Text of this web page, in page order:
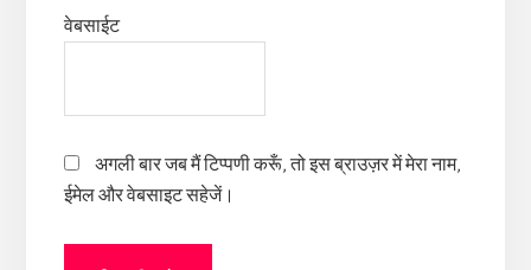
वेबसाईट
अगली बार जब मैं टिप्पणी करूँ, तो इस ब्राउज़र में मेरा नाम,
ईमेल और वेबसाइट सहेजें।